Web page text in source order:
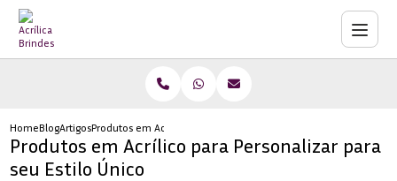
HomeBlogArtigosProdutos em Acrílico para Personalizar para seu Estilo Único
Produtos em Acrílico para Personalizar para
seu Estilo Único